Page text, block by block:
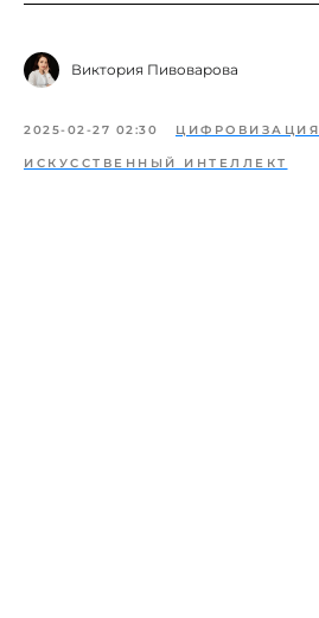
Виктория Пивоварова
2025-02-27 02:30 ЦИФРОВИЗАЦИЯ
ИСКУССТВЕННЫЙ ИНТЕЛЛЕКТ